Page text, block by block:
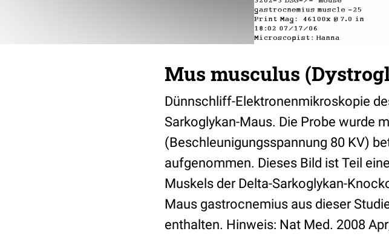
Mus musculus
Dünnschliff-Elektronenmikroskopie
Sarkoglykan-Maus. Die Probe wurde
(Beschleunigungsspannung 80 KV)
aufgenommen. Dieses Bild ist Teil
Muskels der Delta-Sarkoglykan-
Maus gastrocnemius aus dieser
enthalten. Hinweis: Nat Med. 2008